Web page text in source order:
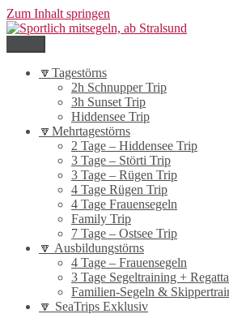
Zum Inhalt springen
Sportlich mitsegeln, ab Stralsund
nach Hiddensee, um Rügen und auf der
🔽Tagestörns
2h Schnupper Trip
3h Sunset Trip
Hiddensee Trip
🔽Mehrtagestörns
2 Tage – Hiddensee Trip
3 Tage – Störti Trip
3 Tage – Rügen Trip
4 Tage Rügen Trip
4 Tage Frauensegeln
Family Trip
7 Tage – Ostsee Trip
🔽 Ausbildungstörns
4 Tage – Frauensegeln
3 Tage Segeltraining + Regatta
Familien-Segeln &
🔽 SeaTrips Exklusiv